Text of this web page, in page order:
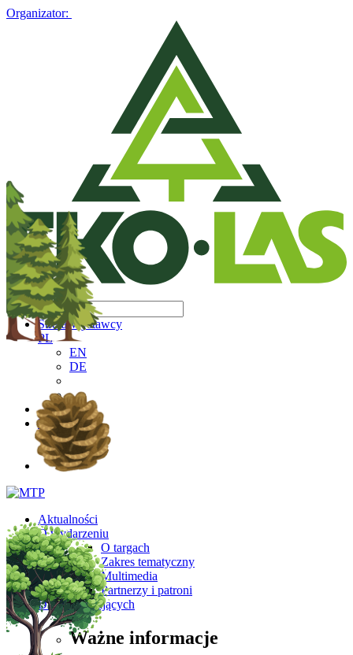
Organizator:
Strefa Wystawcy
PL
EN
DE
PL
EN
DE
Aktualności
O wydarzeniu
O targach
Zakres tematyczny
Multimedia
Partnerzy i patroni
Dla Zwiedzających
Ważne informacje